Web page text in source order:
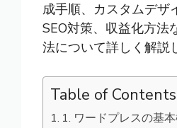
成手順、カスタムデザ
SEO対策、収益化方法
法について詳しく解説
Table of Contents
1. ワードプレスの基